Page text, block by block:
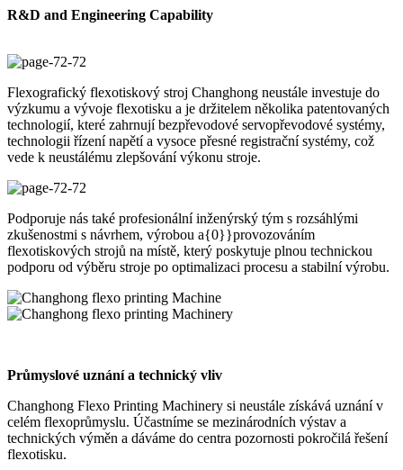
R&D and Engineering Capability
Flexografický flexotiskový stroj Changhong neustále investuje do
výzkumu a vývoje flexotisku a je držitelem několika patentovaných
technologií, které zahrnují bezpřevodové servopřevodové systémy,
technologii řízení napětí a vysoce přesné registrační systémy, což
vede k neustálému zlepšování výkonu stroje.
Podporuje nás také profesionální inženýrský tým s rozsáhlými
zkušenostmi s návrhem, výrobou a{0}}provozováním
flexotiskových strojů na místě, který poskytuje plnou technickou
podporu od výběru stroje po optimalizaci procesu a stabilní výrobu.
Průmyslové uznání a technický vliv
Changhong Flexo Printing Machinery si neustále získává uznání v
celém flexoprůmyslu. Účastníme se mezinárodních výstav a
technických výměn a dáváme do centra pozornosti pokročilá řešení
flexotisku.